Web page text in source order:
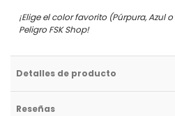
¡Elige el color favorito (Púrpura, Azul
Peligro FSK Shop!
Detalles de producto
Reseñas